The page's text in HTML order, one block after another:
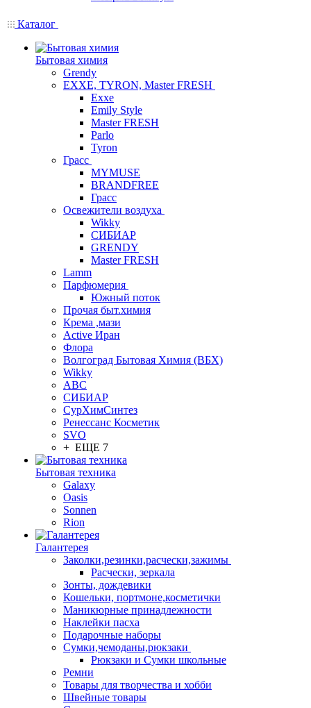
Каталог
Бытовая химия
Grendy
EXXE, TYRON, Master FRESH
Exxe
Emily Style
Master FRESH
Parlo
Tyron
Грасс
MYMUSE
BRANDFREE
Грасс
Освежители воздуха
Wikky
СИБИАР
GRENDY
Master FRESH
Lamm
Парфюмерия
Южный поток
Прочая быт.химия
Крема ,мази
Аctive Иран
Флора
Волгоград Бытовая Химия (ВБХ)
Wikky
АВС
СИБИАР
СурХимСинтез
Ренессанс Косметик
SVO
+ ЕЩЕ 7
Бытовая техника
Galaxy
Oasis
Sonnen
Rion
Галантерея
Заколки,резинки,расчески,зажимы
Расчески, зеркала
Зонты, дождевики
Кошельки, портмоне,косметички
Маникюрные принадлежности
Наклейки пасха
Подарочные наборы
Сумки,чемоданы,рюкзаки
Рюкзаки и Сумки школьные
Ремни
Товары для творчества и хобби
Швейные товары